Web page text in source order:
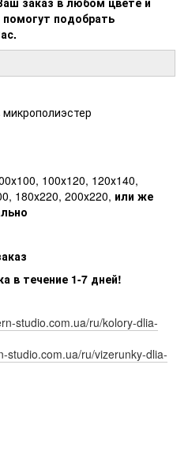
подобрать
100х120, 120х140,
180х220, 200х220, или же
в течение 1-7 дней!
studio.com.ua/ru/kolory-dlia-
studio.com.ua/ru/vizerunky-dlia-